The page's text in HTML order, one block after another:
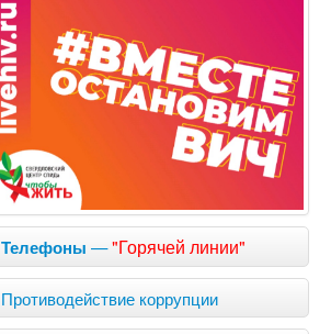
Телефоны —"Горячей линии"
Противодействие коррупции